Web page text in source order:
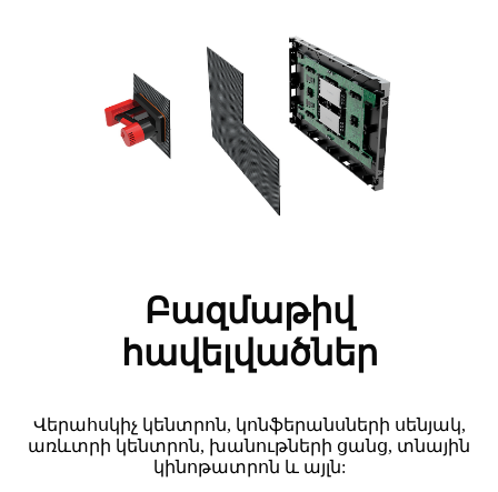
Բազմաթիվ
հավելվածներ
Վերահսկիչ կենտրոն, կոնֆերանսների սենյակ,
առևտրի կենտրոն, խանութների ցանց, տնային
կինոթատրոն և այլն: